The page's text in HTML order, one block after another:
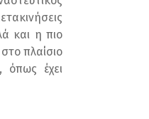
και η πιο
πλαίσιο
όπως έχει